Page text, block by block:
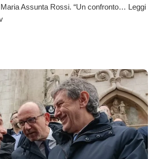
Assunta Rossi. “Un confronto… Leggi